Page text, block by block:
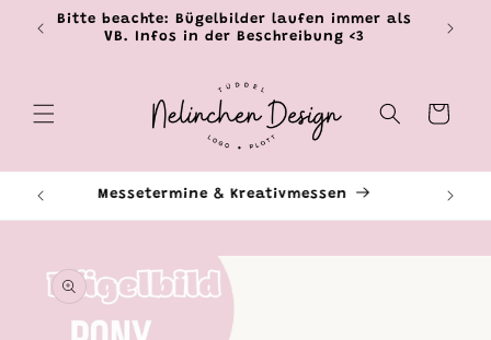
zumBitte beachte: Bügelbilder laufen immer als
VB. Infos in der Beschreibung <3
Warenkorb
Livestreams & Events